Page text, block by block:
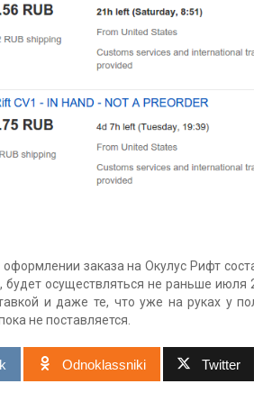
заказа на Окулус Рифт
будет осуществляться не раньше июля
и даже те, что уже на руках у
не поставляется.
Odnoklassniki Twitter